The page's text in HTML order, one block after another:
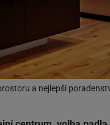
a nejlepší